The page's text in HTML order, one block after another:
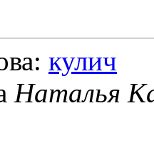
кулич
Наталья